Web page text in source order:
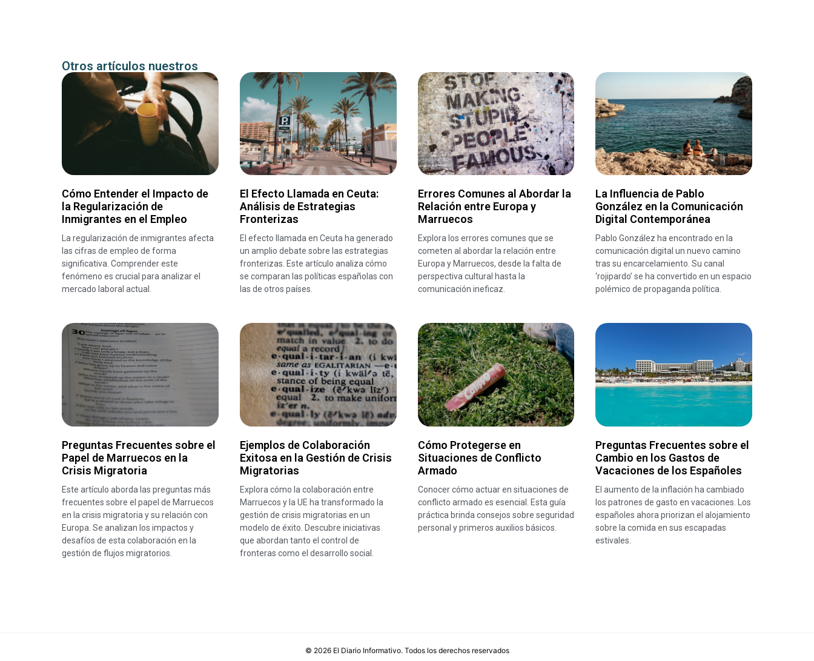
Otros artículos nuestros
Cómo Entender el Impacto de
la Regularización de
Inmigrantes en el Empleo
La regularización de inmigrantes afecta
las cifras de empleo de forma
significativa. Comprender este
fenómeno es crucial para analizar el
mercado laboral actual.
El Efecto Llamada en Ceuta:
Análisis de Estrategias
Fronterizas
El efecto llamada en Ceuta ha generado
un amplio debate sobre las estrategias
fronterizas. Este artículo analiza cómo
se comparan las políticas españolas con
las de otros países.
Errores Comunes al Abordar la
Relación entre Europa y
Marruecos
Explora los errores comunes que se
cometen al abordar la relación entre
Europa y Marruecos, desde la falta de
perspectiva cultural hasta la
comunicación ineficaz.
La Influencia de Pablo
González en la Comunicación
Digital Contemporánea
Pablo González ha encontrado en la
comunicación digital un nuevo camino
tras su encarcelamiento. Su canal
‘rojipardo’ se ha convertido en un espacio
polémico de propaganda política.
Preguntas Frecuentes sobre el
Papel de Marruecos en la
Crisis Migratoria
Este artículo aborda las preguntas más
frecuentes sobre el papel de Marruecos
en la crisis migratoria y su relación con
Europa. Se analizan los impactos y
desafíos de esta colaboración en la
gestión de flujos migratorios.
Ejemplos de Colaboración
Exitosa en la Gestión de Crisis
Migratorias
Explora cómo la colaboración entre
Marruecos y la UE ha transformado la
gestión de crisis migratorias en un
modelo de éxito. Descubre iniciativas
que abordan tanto el control de
fronteras como el desarrollo social.
Cómo Protegerse en
Situaciones de Conflicto
Armado
Conocer cómo actuar en situaciones de
conflicto armado es esencial. Esta guía
práctica brinda consejos sobre seguridad
personal y primeros auxilios básicos.
Preguntas Frecuentes sobre el
Cambio en los Gastos de
Vacaciones de los Españoles
El aumento de la inflación ha cambiado
los patrones de gasto en vacaciones. Los
españoles ahora priorizan el alojamiento
sobre la comida en sus escapadas
estivales.
© 2026 El Diario Informativo. Todos los derechos reservados